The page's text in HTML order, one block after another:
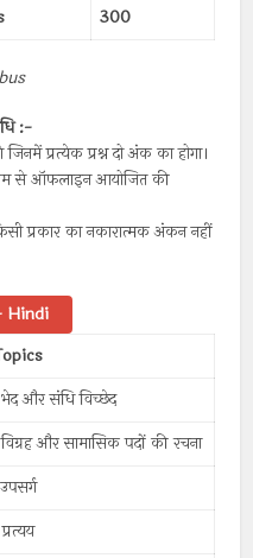
300
:-
प्रत्येक प्रश्न दो अंक का होगा।
से ऑफलाइन आयोजित की
प्रकार का नकारात्मक अंकन नहीं
Hindi
और संधि विच्छेद
और सामासिक पदों की रचना
उपसर्ग
प्रत्यय